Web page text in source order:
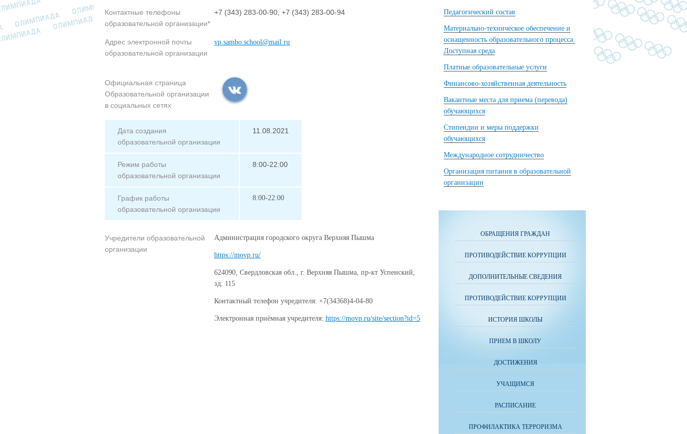
Контактные телефоны
образовательной организации*
+7 (343) 283-00-90, +7 (343) 283-00-94
Адрес электронной почты
образовательной организации
vp.sambo.school@mail.ru
Официальная страница
Образовательной организации
в социальных сетях
Дата создания
образовательной организации
11.08.2021
Режим работы
образовательной организации
8:00-22:00
График работы
образовательной организации
8:00-22:00
Учредители образовательной
организации
Администрация городского округа Верхняя Пышма
https://movp.ru/
624090, Свердловская обл., г. Верхняя Пышма, пр-кт Успенский,
зд. 115
Контактный телефон учредителя: +7(34368)4-04-80
Электронная приёмная учредителя: https://movp.ru/site/section?id=5
Педагогический состав
Материально-техническое обеспечение и
оснащенность образовательного процесса.
Доступная среда
Платные образовательные услуги
Финансово-хозяйственная деятельность
Вакантные места для приема (перевода)
обучающихся
Стипендии и меры поддержки
обучающихся
Международное сотрудничество
Организация питания в образовательной
организации
ОБРАЩЕНИЯ ГРАЖДАН
ПРОТИВОДЕЙСТВИЕ КОРРУПЦИИ
ДОПОЛНИТЕЛЬНЫЕ СВЕДЕНИЯ
ПРОТИВОДЕЙСТВИЕ КОРРУПЦИИ
ИСТОРИЯ ШКОЛЫ
ПРИЕМ В ШКОЛУ
ДОСТИЖЕНИЯ
УЧАЩИМСЯ
РАСПИСАНИЕ
ПРОФИЛАКТИКА ТЕРРОРИЗМА